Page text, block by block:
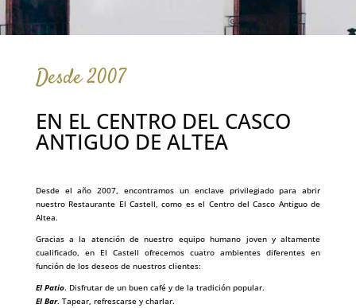
Desde 2007
EN EL CENTRO DEL CASCO
ANTIGUO DE ALTEA
Desde el año 2007, encontramos un enclave privilegiado para abrir
nuestro Restaurante El Castell, como es el Centro del Casco Antiguo de
Altea.
Gracias a la atención de nuestro equipo humano joven y altamente
cualificado, en El Castell ofrecemos cuatro ambientes diferentes en
función de los deseos de nuestros clientes:
El Patio. Disfrutar de un buen café y de la tradición popular.
El Bar. Tapear, refrescarse y charlar.